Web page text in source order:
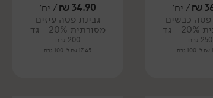
₪/ יח׳
פטה כבשים
- גד
250 גרם
34.90
₪/ יח׳
גבינת פטה עיזים
מסורתית 20% - גד
200 גרם
17.45 ₪ ל-100 גרם